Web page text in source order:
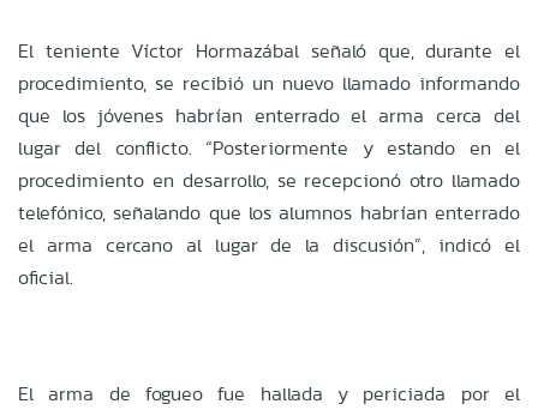
El teniente Víctor Hormazábal señaló que, durante el
procedimiento, se recibió un nuevo llamado informando
que los jóvenes habrían enterrado el arma cerca del
lugar del conflicto. “Posteriormente y estando en el
procedimiento en desarrollo, se recepcionó otro llamado
telefónico, señalando que los alumnos habrían enterrado
el arma cercano al lugar de la discusión”, indicó el
oficial.
El arma de fogueo fue hallada y periciada por el